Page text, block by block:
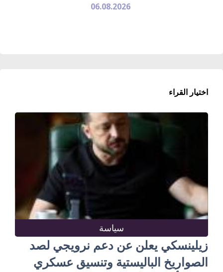
06.08.2026
اختيار القراء
سياسة
زيلينسكي يعلن عن دعم نرويجي لصد
الصواريخ الباليستية وتنسيق عسكري